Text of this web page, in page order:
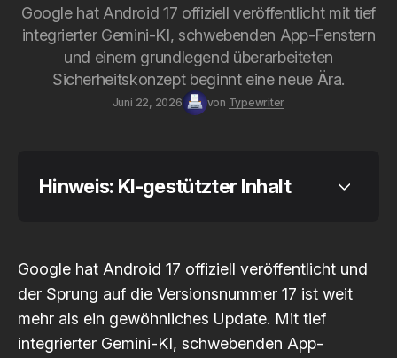
Google hat Android 17 offiziell veröffentlicht mit tief
integrierter Gemini-KI, schwebenden App-Fenstern
und einem grundlegend überarbeiteten
Sicherheitskonzept beginnt eine neue Ära.
Juni 22, 2026 von Typewriter
Hinweis: KI-gestützter Inhalt
of Conduct
Google hat Android 17 offiziell veröffentlicht und
der Sprung auf die Versionsnummer 17 ist weit
mehr als ein gewöhnliches Update. Mit tief
integrierter Gemini-KI, schwebenden App-